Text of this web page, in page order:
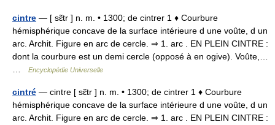
cintre — [ sɛ̃tr ] n. m. • 1300; de cintrer 1 ♦ Courbure
hémisphérique concave de la surface intérieure d une voûte, d un
arc. Archit. Figure en arc de cercle. ⇒ 1. arc . EN PLEIN CINTRE :
dont la courbure est un demi cercle (opposé à en ogive). Voûte,…
Encyclopédie Universelle
cintré — cintre [ sɛ̃tr ] n. m. • 1300; de cintrer 1 ♦ Courbure
hémisphérique concave de la surface intérieure d une voûte, d un
arc. Archit. Figure en arc de cercle. ⇒ 1. arc . EN PLEIN CINTRE :